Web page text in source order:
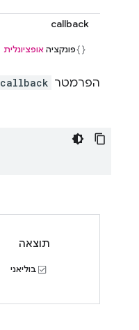
callback
פונקציה אופציונלית
הפרמטר callback
תוצאה
בוליאני